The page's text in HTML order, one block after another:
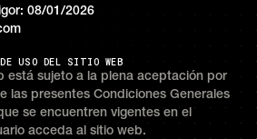
08/01/2026
DE USO DEL SITIO WEB
está sujeto a la plena aceptación por
las presentes Condiciones Generales
se encuentren vigentes en el
acceda al sitio web.